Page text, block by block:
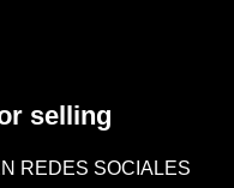
selling
REDES SOCIALES